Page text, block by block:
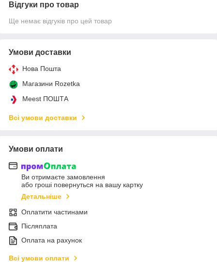
Відгуки про товар
Ще немає відгуків про цей товар
Умови доставки
Нова Пошта
Магазини Rozetka
Meest ПОШТА
Всі умови доставки
Умови оплати
Ви отримаєте замовлення
або гроші повернуться на вашу картку
Детальніше
Оплатити частинами
Післяплата
Оплата на рахунок
Всі умови оплати